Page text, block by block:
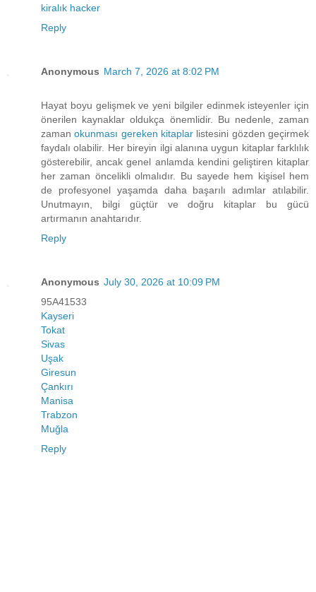
kiralık hacker
Reply
Anonymous March 7, 2026 at 8:02 PM
Hayat boyu gelişmek ve yeni bilgiler edinmek isteyenler için
önerilen kaynaklar oldukça önemlidir. Bu nedenle, zaman
zamanokunması gereken kitaplar listesini gözden geçirmek
faydalı olabilir. Her bireyin ilgi alanına uygun kitaplar farklılık
gösterebilir, ancak genel anlamda kendini geliştiren kitaplar
her zaman öncelikli olmalıdır. Bu sayede hem kişisel hem
de profesyonel yaşamda daha başarılı adımlar atılabilir.
Unutmayın, bilgi güçtür ve doğru kitaplar bu gücü
artırmanın anahtarıdır.
Reply
Anonymous July 30, 2026 at 10:09 PM
95A41533
Kayseri
Tokat
Sivas
Uşak
Giresun
Çankırı
Manisa
Trabzon
Muğla
Reply